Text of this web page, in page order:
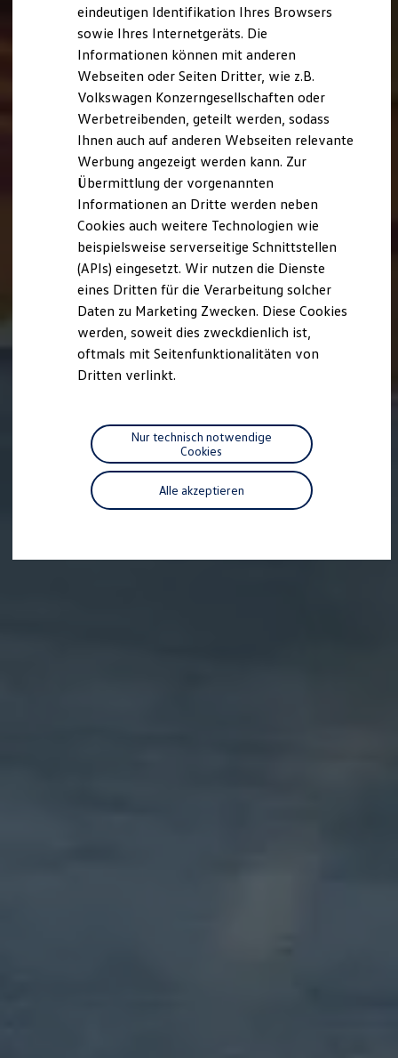
Lifestyle Shop
T-Roc Kollektion
Golf Kollektion
Volkswagen Kollektion
R-Kollektion
GTI Kollektion
Fußball Drop
we drive football
#wedriveproud
Besitzer und Service
myVolkswagen
Software Updates
Service und Ersatzteile
Inspektion und HU/AU
Reparaturen und Checks
Motorenöl und Flüssigkeiten
Räder und Reifen
Pannen- und Unfallhilfe
Economy Service
Volkswagen Teile
Zubehör
Modellspezifisches Zubehör
Individualisieren
Wallbox und Ladekabel
Digitale Extras
Dienste für Ihr Modell finden
Volkswagen Apps, Login und Shop
Handy und Fahrzeug verbinden
Vorgängermodelle
eindeutigen Identifikation Ihres Browsers
sowie Ihres Internetgeräts. Die
Informationen können mit anderen
Webseiten oder Seiten Dritter, wie z.B.
Volkswagen Konzerngesellschaften oder
Werbetreibenden, geteilt werden, sodass
Ihnen auch auf anderen Webseiten relevante
Werbung angezeigt werden kann. Zur
Übermittlung der vorgenannten
Informationen an Dritte werden neben
Cookies auch weitere Technologien wie
beispielsweise serverseitige Schnittstellen
(APIs) eingesetzt. Wir nutzen die Dienste
eines Dritten für die Verarbeitung solcher
Daten zu Marketing Zwecken. Diese Cookies
werden, soweit dies zweckdienlich ist,
oftmals mit Seitenfunktionalitäten von
Dritten verlinkt.
Alle akzeptieren
Nur technisch notwendige
Cookies